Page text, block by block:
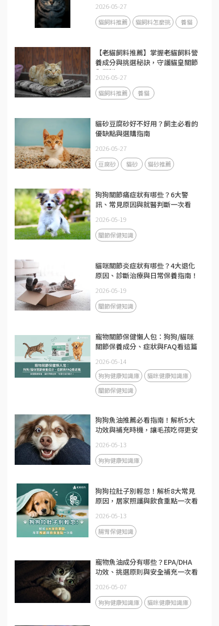
2026-05-27
貓飼料推薦 貓飼料怎麼挑 養貓
【老貓飼料推薦】掌握老貓飼料營
養成分與挑選秘訣，守護貓皇關節
與腎臟！
2026-05-27
貓飼料推薦 養貓
貓砂豆腐砂好不好用？飼主必看的
優缺點與選購指南
2026-05-27
豆腐砂 貓砂 貓砂推薦
狗狗關節痛症狀有哪些？6大警
訊、常見原因與就醫判斷一次看
2026-05-19
關節保健知識
貓咪關節炎症狀有哪些？4大退化
原因、診斷治療與日常保養指南！
2026-05-19
關節保健知識
寵物關節保健懶人包：狗狗/貓咪
關節保養成分、症狀與FAQ看這篇
2026-05-14
狗狗健康知識庫
貓咪健康知識庫
關節保健知識
狗狗魚油推薦必看指南！解析5大
功效與補充時機，讓毛孩吃得更安
2026-05-13
狗狗健康知識庫
狗狗拉肚子別輕忽！解析8大常見
原因，居家照護與飲食重點一次看
2026-05-13
腸胃保健知識
寵物魚油成分有哪些？EPA/DHA
功效、挑選原則與安全補充一次看
2026-05-07
狗狗健康知識庫 貓咪健康知識庫